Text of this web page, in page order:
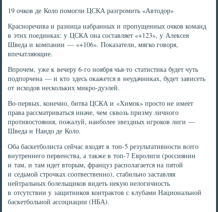
19 очков де Коло помогли ЦСКА разгромить «Автодор»
Красноречива и разница набранных и пропущенных очков команд
в этих поединках: у ЦСКА она составляет «+123», у Алексея
Шведа и компании — «+106». Показатели, мягко говоря,
впечатляющие.
Впрочем, уже к вечеру 6-го ноября чья-то статистика будет чуть
подпорчена — и кто здесь окажется в неудачниках, будет зависеть
от исходов нескольких микро-дуэлей.
Во-первых, конечно, битва ЦСКА и «Химок» просто не имеет
права рассматриваться иначе, чем сквозь призму личного
противостояния, пожалуй, наиболее звездных игроков лиги —
Шведа и Нандо де Коло.
Оба баскетболиста сейчас входят в топ-5 результативности всего
внутреннего первенства, а также в топ-7 Евролиги (россиянин
и там, и там идет вторым, француз располагается на пятой
и седьмой строчках соотвественно), стабильно заставляя
нейтральных болельщиков видеть некую нелогичность
в отсутствии у защитников контрактов с клубами Национальной
баскетбольной ассоциации (НБА).